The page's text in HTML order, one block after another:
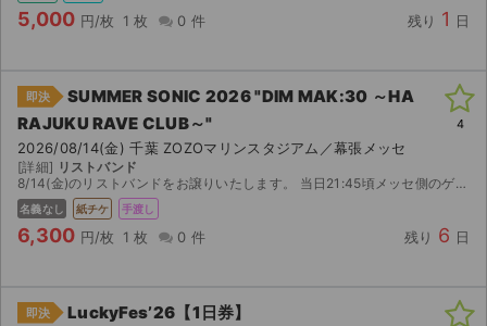
5,000 円/枚 1 枚 0 件 残り 1 日
即決
SUMMER SONIC 2026 "DIM MAK:30 ～HA
RAJUKU RAVE CLUB～"
2026/08/14(金) 千葉 ZOZOマリンスタジアム／幕張メッセ
[詳細] リストバンド
8/14(金)のリストバンドをお譲りいたします。 当日21:45頃メッセ側のゲート入口付近で考えています。 詳しい場所等は取引連絡で決めれればと思います。 現地で直接手渡しできる方のみご購入ください。
名義なし 紙チケ 手渡し
6,300 円/枚 1 枚 0 件 残り 6 日
4
即決 LuckyFes’26【1日券】